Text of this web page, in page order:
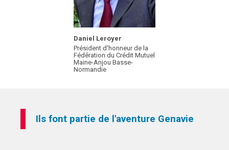
Daniel Leroyer
Président d'honneur de la
Fédération du Crédit Mutuel
Maine-Anjou Basse-
Normandie
Ils font partie de l'aventure Genavie